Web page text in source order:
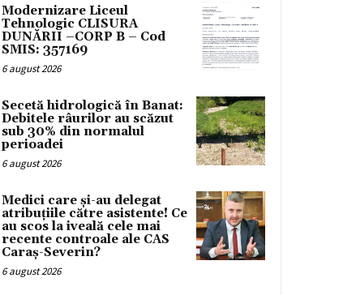
Modernizare Liceul
Tehnologic CLISURA
DUNĂRII –CORP B – Cod
SMIS: 357169
6 august 2026
Secetă hidrologică în Banat:
Debitele râurilor au scăzut
sub 30% din normalul
perioadei
6 august 2026
Medici care și-au delegat
atribuțiile către asistente! Ce
au scos la iveală cele mai
recente controale ale CAS
Caraș-Severin?
6 august 2026